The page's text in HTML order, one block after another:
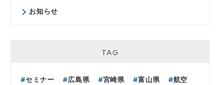
お知らせ
TAG
セミナー 広島県 宮崎県 富山県
航空